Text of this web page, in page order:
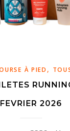
À PIED ,
FEVRIER 2026